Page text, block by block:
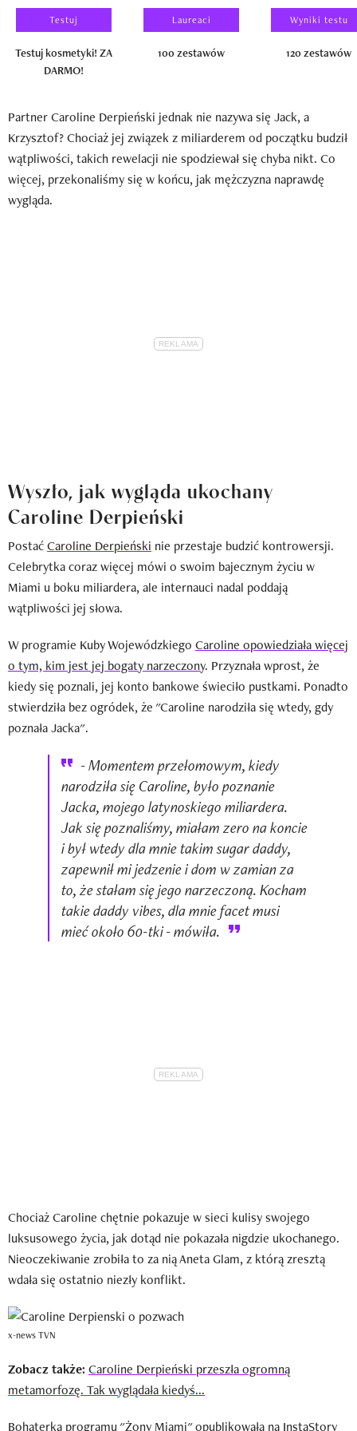
Testuj
Testuj kosmetyki! ZA
DARMO!
Laureaci
100 zestawów
Wyniki testu
120 zestawów
Partner Caroline Derpieński jednak nie nazywa się Jack, a
Krzysztof? Chociaż jej związek z miliarderem od początku budził
wątpliwości, takich rewelacji nie spodziewał się chyba nikt. Co
więcej, przekonaliśmy się w końcu, jak mężczyzna naprawdę
wygląda.
Wyszło, jak wygląda ukochany
Caroline Derpieński
PostaćCaroline Derpieński nie przestaje budzić kontrowersji.
Celebrytka coraz więcej mówi o swoim bajecznym życiu w
Miami u boku miliardera, ale internauci nadal poddają
wątpliwości jej słowa.
W programie Kuby Wojewódzkiego Caroline opowiedziała więcej
o tym, kim jest jej bogaty narzeczony. Przyznała wprost, że
kiedy się poznali, jej konto bankowe świeciło pustkami. Ponadto
stwierdziła bez ogródek, że "Caroline narodziła się wtedy, gdy
poznała Jacka".
- Momentem przełomowym, kiedy
narodziła się Caroline, było poznanie
Jacka, mojego latynoskiego miliardera.
Jak się poznaliśmy, miałam zero na koncie
i był wtedy dla mnie takim sugar daddy,
zapewnił mi jedzenie i dom w zamian za
to, że stałam się jego narzeczoną. Kocham
takie daddy vibes, dla mnie facet musi
mieć około 60-tki - mówiła.
Chociaż Caroline chętnie pokazuje w sieci kulisy swojego
luksusowego życia, jak dotąd nie pokazała nigdzie ukochanego.
Nieoczekiwanie zrobiła to za nią Aneta Glam, z którą zresztą
wdała się ostatnio niezły konflikt.
x-news TVN
Zobacz także: Caroline Derpieński przeszła ogromną
metamorfozę. Tak wyglądała kiedyś...
Bohaterka programu "Żony Miami" opublikowała na InstaStory